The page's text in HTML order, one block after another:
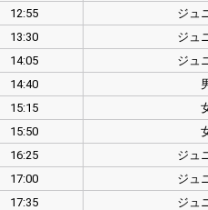
12:55
ジュ
13:30
ジュ
14:05
ジュ
14:40
15:15
15:50
16:25
ジュ
17:00
ジュ
17:35
ジュ